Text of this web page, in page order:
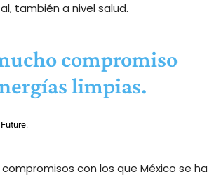
también a nivel salud.
compromiso
limpias.
.
con los que México se ha